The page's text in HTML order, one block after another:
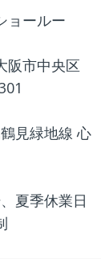
ョールー
阪市中央区
見緑地線 心
夏季休業日